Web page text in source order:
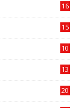
16
15
10
13
20